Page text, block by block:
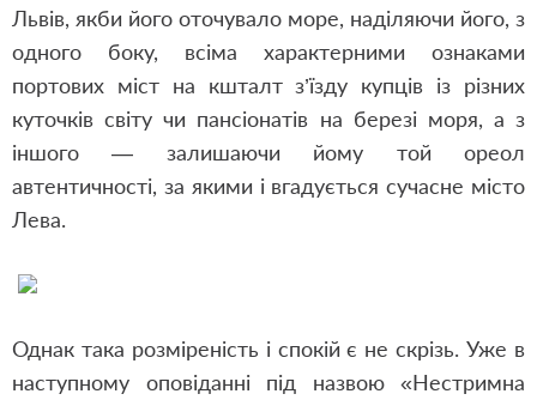
Львів, якби його оточувало море, наділяючи його, з
одного боку, всіма характерними ознаками
портових міст на кшталт з’їзду купців із різних
куточків світу чи пансіонатів на березі моря, а з
іншого — залишаючи йому той ореол
автентичності, за якими і вгадується сучасне місто
Лева.
Однак така розміреність і спокій є не скрізь. Уже в
наступному оповіданні під назвою «Нестримна